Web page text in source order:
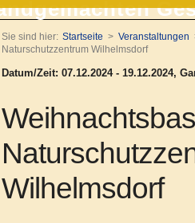
Sie sind hier: Startseite Veranstaltungen
Naturschutzzentrum Wilhelmsdorf
Datum/Zeit: 07.12.2024 - 19.12.2024,
Wilhelmsdorf